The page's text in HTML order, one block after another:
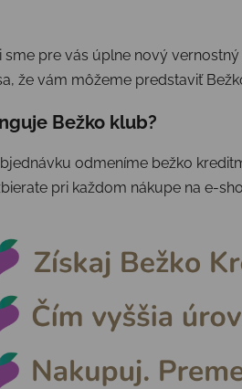
sme pre vás úplne nový
že vám môžeme predstaviť
Bežko klub?
odmeníme bežko
pri každom nákupe na e-